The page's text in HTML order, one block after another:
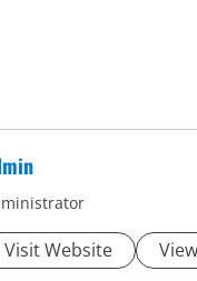
Visit Website